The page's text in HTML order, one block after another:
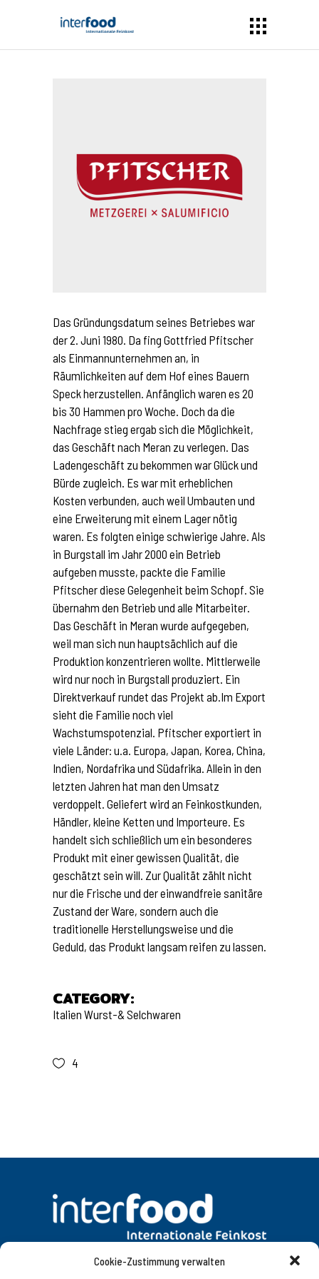
Cookie-Zustimmung verwalten
Das Gründungsdatum seines Betriebes war
der 2. Juni 1980. Da fing Gottfried Pfitscher
als Einmannunternehmen an, in
Räumlichkeiten auf dem Hof eines Bauern
Speck herzustellen. Anfänglich waren es 20
bis 30 Hammen pro Woche. Doch da die
Nachfrage stieg ergab sich die Möglichkeit,
das Geschäft nach Meran zu verlegen. Das
Ladengeschäft zu bekommen war Glück und
Bürde zugleich. Es war mit erheblichen
Kosten verbunden, auch weil Umbauten und
eine Erweiterung mit einem Lager nötig
waren. Es folgten einige schwierige Jahre. Als
in Burgstall im Jahr 2000 ein Betrieb
aufgeben musste, packte die Familie
Pfitscher diese Gelegenheit beim Schopf. Sie
übernahm den Betrieb und alle Mitarbeiter.
Das Geschäft in Meran wurde aufgegeben,
weil man sich nun hauptsächlich auf die
Produktion konzentrieren wollte. Mittlerweile
wird nur noch in Burgstall produziert. Ein
Direktverkauf rundet das Projekt ab.Im Export
sieht die Familie noch viel
Wachstumspotenzial. Pfitscher exportiert in
viele Länder: u.a. Europa, Japan, Korea, China,
Indien, Nordafrika und Südafrika. Allein in den
letzten Jahren hat man den Umsatz
verdoppelt. Geliefert wird an Feinkostkunden,
Händler, kleine Ketten und Importeure. Es
handelt sich schließlich um ein besonderes
Produkt mit einer gewissen Qualität, die
geschätzt sein will. Zur Qualität zählt nicht
nur die Frische und der einwandfreie sanitäre
Zustand der Ware, sondern auch die
traditionelle Herstellungsweise und die
Geduld, das Produkt langsam reifen zu lassen.
CATEGORY:
Italien Wurst-& Selchwaren
4